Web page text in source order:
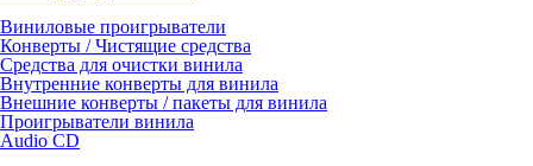
Виниловые проигрыватели
Конверты / Чистящие средства
Средства для очистки винила
Внутренние конверты для винила
Внешние конверты / пакеты для винила
Проигрыватели винила
Audio CD